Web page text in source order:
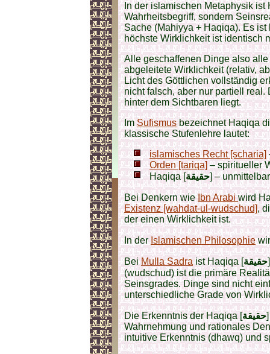
In der islamischen Metaphysik ist
Wahrheitsbegriff, sondern
Sache (Mahiyya + Haqiqa). Es
höchste Wirklichkeit ist identisch
Alle geschaffenen Dinge also alle
abgeleitete Wirklichkeit (relativ,
Licht des Göttlichen vollständig
nicht falsch, aber nur partiell
hinter dem Sichtbaren liegt.
ImSufismusbezeichnet Haqiqa
klassische Stufenlehre lautet:
islamisches Recht [scharia]
Orden [tariqa]– spiritueller
Haqiqa [حقيقة] –
Bei Denkern wieIbn Arabiwird
Existenz [wahdat-ul-wudschud],
der einen Wirklichkeit ist.
In derIslamischen Philosophie
BeiMulla Sadraist Haqiqa [حقيقة
(wudschud) ist die primäre
Seinsgrades. Dinge sind nicht
unterschiedliche Grade von
Die Erkenntnis der Haqiqa [حقيقة
Wahrnehmung und rationales
intuitive Erkenntnis (dhawq) und